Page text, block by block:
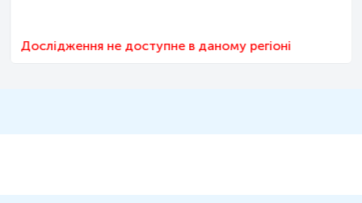
Дослідження не доступне в даному регіоні